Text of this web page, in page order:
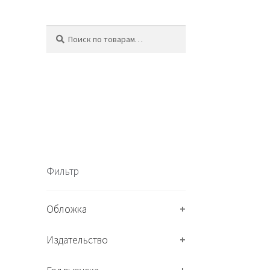
Фильтр
Обложка +
Издательство +